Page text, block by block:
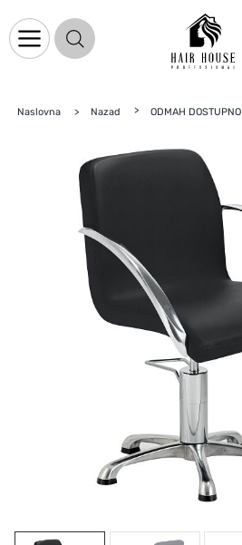
Proizvodi na promociji
Novo u ponudi
Upravljanje kolačićima
Naslovna Nazad ODMAH DOSTUPNO